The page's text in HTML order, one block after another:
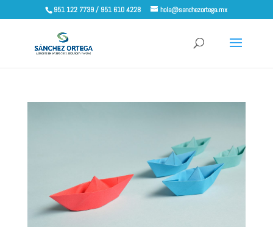
951 122 7739 / 951 610 4228 hola@sanchezortega.mx